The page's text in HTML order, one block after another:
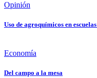
Opinión
Uso de agroquímicos en
Economía
Del campo a la mesa